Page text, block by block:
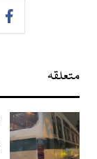
متعلقہ